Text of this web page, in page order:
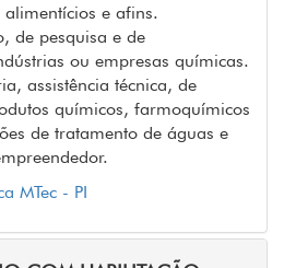
e afins.
de pesquisa e de
ou empresas químicas.
assistência técnica, de
químicos, farmoquímicos
de tratamento de águas e
MTec - PI